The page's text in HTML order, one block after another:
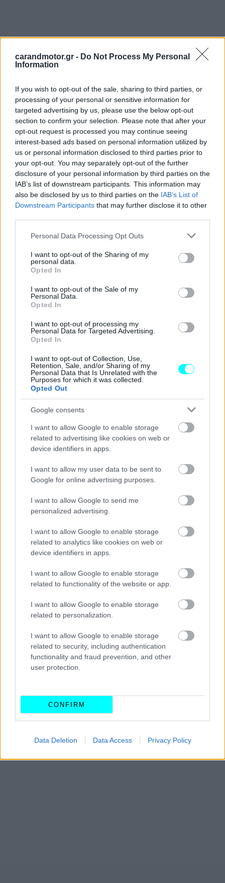
carandmotor.gr - Do Not Process My Personal
Information
If you wish to opt-out of the sale, sharing to third parties, or
processing of your personal or sensitive information for
targeted advertising by us, please use the below opt-out
section to confirm your selection. Please note that after your
opt-out request is processed you may continue seeing
interest-based ads based on personal information utilized by
us or personal information disclosed to third parties prior to
your opt-out. You may separately opt-out of the further
disclosure of your personal information by third parties on the
IAB’s list of downstream participants. This information may
also be disclosed by us to third parties on the IAB’s List of
Downstream Participants that may further disclose it to other
Please note that this website/app uses one or more Google
not limited to your visit or usage behaviour. You may click to
grant or deny consent to Google and its third-party tags to
use your data for below specified purposes in below Google
consent section.
Personal Data Processing Opt Outs
I want to opt-out of the Sharing of my
personal data.
Opted In
I want to opt-out of the Sale of my
Personal Data.
Opted In
I want to opt-out of processing my
Personal Data for Targeted Advertising.
Opted In
I want to opt-out of Collection, Use,
Retention, Sale, and/or Sharing of my
Personal Data that Is Unrelated with the
Purposes for which it was collected.
Opted Out
Google consents
I want to allow Google to enable storage
related to advertising like cookies on web or
device identifiers in apps.
I want to allow my user data to be sent to
Google for online advertising purposes.
I want to allow Google to send me
personalized advertising.
I want to allow Google to enable storage
related to analytics like cookies on web or
device identifiers in apps.
I want to allow Google to enable storage
related to functionality of the website or app.
I want to allow Google to enable storage
related to personalization.
I want to allow Google to enable storage
related to security, including authentication
functionality and fraud prevention, and other
user protection.
CONFIRM
Data Deletion Data Access Privacy Policy
Στο πίσω μέρος, έναsubwoofer 200 χιλιοστών-αρκετά
μεγάλο για ένα συμπαγές αυτοκίνητο πόλης όπως το Aygo
X- παράγειισχυρά μπάσα και δυναμική απόκριση,
καθώς καικαθαρό ήχο.
ενισχυτής 300W κάτω από το κάθισμα του
συνοδηγούδιαθέτει έξι κανάλια, τα οποία οι μηχανικοί
της JBL χρησιμοποίησαν για να ρυθμίσουν τις συχνότητες
για να παράγουνήχο τύπου συναυλίας, ιδανικό για ροκ
και ποπ μουσική.